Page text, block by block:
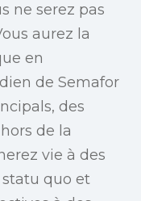
ne serez pas
aurez la
en
de Semafor
des
de la
vie à des
quo et